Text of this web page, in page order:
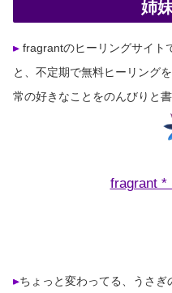
姉
fragrantのヒーリングサイト
と、不定期で無料ヒーリング
常の好きなことをのんびりと
fragrant *
ちょっと変わってる、うさ